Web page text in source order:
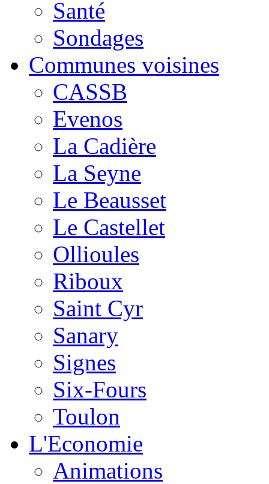
Santé
Sondages
Communes voisines
CASSB
Evenos
La Cadière
La Seyne
Le Beausset
Le Castellet
Ollioules
Riboux
Saint Cyr
Sanary
Signes
Six-Fours
Toulon
L'Economie
Animations